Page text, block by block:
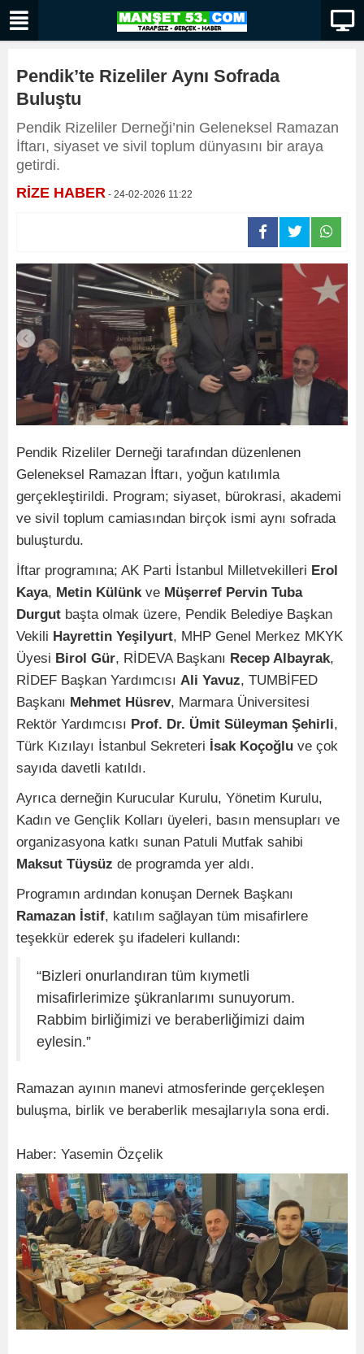
Pendik’te Rizeliler Aynı Sofrada
Buluştu
Pendik Rizeliler Derneği’nin Geleneksel Ramazan
İftarı, siyaset ve sivil toplum dünyasını bir araya
getirdi.
RİZE HABER - 24-02-2026 11:22
Pendik Rizeliler Derneği tarafından düzenlenen
Geleneksel Ramazan İftarı, yoğun katılımla
gerçekleştirildi. Program; siyaset, bürokrasi, akademi
ve sivil toplum camiasından birçok ismi aynı sofrada
buluşturdu.
İftar programına; AK Parti İstanbul Milletvekilleri Erol
Kaya, Metin Külünk ve Müşerref Pervin Tuba
Durgut başta olmak üzere, Pendik Belediye Başkan
Vekili Hayrettin Yeşilyurt, MHP Genel Merkez MKYK
Üyesi Birol Gür, RİDEVA Başkanı Recep Albayrak,
RİDEF Başkan Yardımcısı Ali Yavuz, TUMBİFED
Başkanı Mehmet Hüsrev, Marmara Üniversitesi
Rektör Yardımcısı Prof. Dr. Ümit Süleyman Şehirli,
Türk Kızılayı İstanbul Sekreteri İsak Koçoğlu ve çok
sayıda davetli katıldı.
Ayrıca derneğin Kurucular Kurulu, Yönetim Kurulu,
Kadın ve Gençlik Kolları üyeleri, basın mensupları ve
organizasyona katkı sunan Patuli Mutfak sahibi
Maksut Tüysüz de programda yer aldı.
Programın ardından konuşan Dernek Başkanı
Ramazan İstif, katılım sağlayan tüm misafirlere
teşekkür ederek şu ifadeleri kullandı:
“Bizleri onurlandıran tüm kıymetli
misafirlerimize şükranlarımı sunuyorum.
Rabbim birliğimizi ve beraberliğimizi daim
eylesin.”
Ramazan ayının manevi atmosferinde gerçekleşen
buluşma, birlik ve beraberlik mesajlarıyla sona erdi.
Haber: Yasemin Özçelik